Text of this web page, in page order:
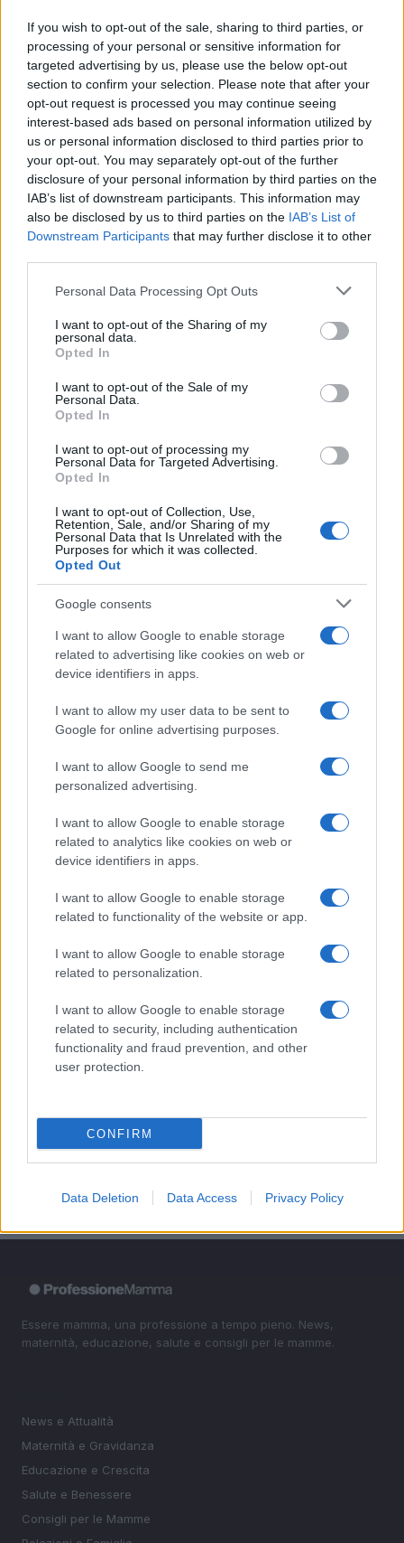
If you wish to opt-out of the sale, sharing to third parties, or
processing of your personal or sensitive information for
targeted advertising by us, please use the below opt-out
section to confirm your selection. Please note that after your
opt-out request is processed you may continue seeing
interest-based ads based on personal information utilized by
us or personal information disclosed to third parties prior to
your opt-out. You may separately opt-out of the further
disclosure of your personal information by third parties on the
IAB’s list of downstream participants. This information may
also be disclosed by us to third parties on the IAB’s List of
Downstream Participants that may further disclose it to other
Please note that this website/app uses one or more Google
not limited to your visit or usage behaviour. You may click to
grant or deny consent to Google and its third-party tags to
use your data for below specified purposes in below Google
consent section.
Personal Data Processing Opt Outs
I want to opt-out of the Sharing of my
personal data.
Opted In
I want to opt-out of the Sale of my
Personal Data.
Opted In
I want to opt-out of processing my
Personal Data for Targeted Advertising.
Opted In
I want to opt-out of Collection, Use,
Retention, Sale, and/or Sharing of my
Personal Data that Is Unrelated with the
Purposes for which it was collected.
Opted Out
Google consents
I want to allow Google to enable storage
related to advertising like cookies on web or
device identifiers in apps.
I want to allow my user data to be sent to
Google for online advertising purposes.
I want to allow Google to send me
personalized advertising.
I want to allow Google to enable storage
related to analytics like cookies on web or
device identifiers in apps.
I want to allow Google to enable storage
related to functionality of the website or app.
I want to allow Google to enable storage
related to personalization.
I want to allow Google to enable storage
related to security, including authentication
functionality and fraud prevention, and other
user protection.
CONFIRM
Data Deletion Data Access Privacy Policy
Dalla centrale operativa all’assistenza domiciliare: la
sanità fuori dall’ospedale
Matteo Pellegrino · 8 Ago 2026
SALUTE E BENESSERE
Ministero della Salute avvisa: non consumare questi
paté di maiale
RELAZIONI E FAMIGLIA
Comunicazione non violenta per gestire i conflitti
Matteo Pellegrino · 8 Ago 2026
PIÙ LETTI
aggiornata
Patologie croniche e viaggi: come organizzare
vacanze senza rischi
La salute mentale delle mamme: perché è importante
parlarne
Essere mamma, una professione a tempo pieno. News,
maternità, educazione, salute e consigli per le mamme.
News e Attualità
Maternità e Gravidanza
Educazione e Crescita
Salute e Benessere
Consigli per le Mamme